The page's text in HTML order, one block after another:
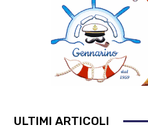
ULTIMI ARTICOLI